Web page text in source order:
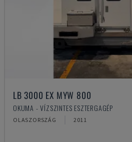
LB 3000 EX MYW 800
OKUMA - VÍZSZINTES ESZTERGAGÉP
OLASZORSZÁG 2011